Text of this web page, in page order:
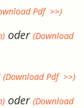
Pdf >>)
oder(Download
(Download Pdf >>)
oder(Download